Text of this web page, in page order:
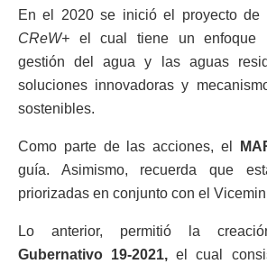
En el 2020 se inició el proyecto de
CReW+ el cual tiene un enfoque
gestión del agua y las aguas
soluciones innovadoras y
sostenibles.
Como parte de las acciones, el
guía. Asimismo, recuerda que
priorizadas en conjunto con el
Lo anterior, permitió la
Gubernativo 19-2021, el cual